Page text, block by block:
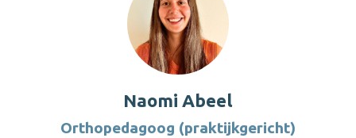
Naomi Abeel
Orthopedagoog (praktijkgericht)